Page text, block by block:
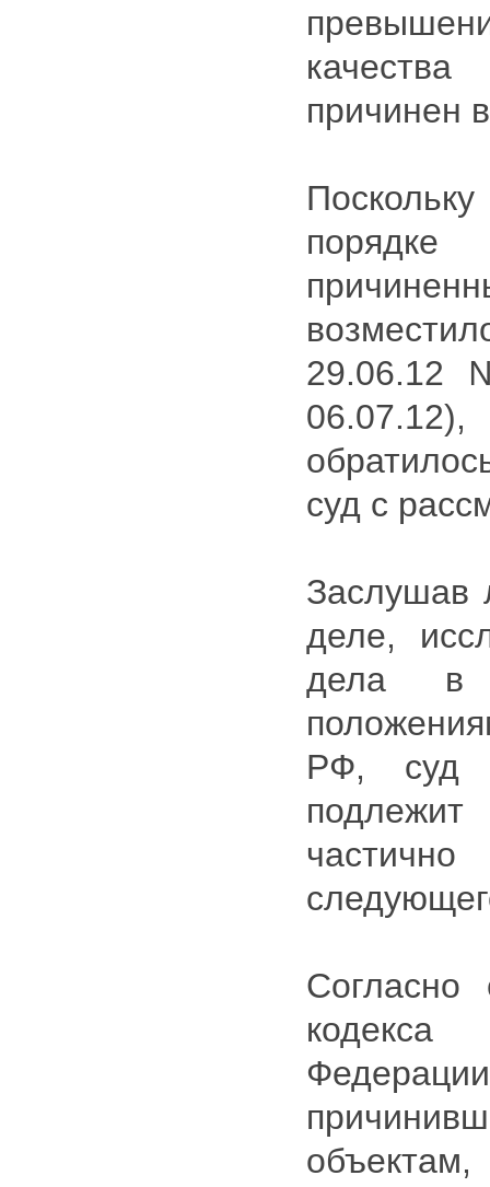
причинен
29.06.12
суд с
Заслушав
деле,
дела в
РФ, суд
Согласно